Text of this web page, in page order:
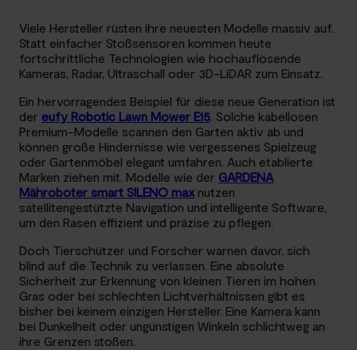
Viele Hersteller rüsten ihre neuesten Modelle massiv auf.
Statt einfacher Stoßsensoren kommen heute
fortschrittliche Technologien wie hochauflösende
Kameras, Radar, Ultraschall oder 3D-LiDAR zum Einsatz.
Ein hervorragendes Beispiel für diese neue Generation ist
der eufy Robotic Lawn Mower E15. Solche kabellosen
Premium-Modelle scannen den Garten aktiv ab und
können große Hindernisse wie vergessenes Spielzeug
oder Gartenmöbel elegant umfahren. Auch etablierte
Marken ziehen mit. Modelle wie der GARDENA
Mähroboter smart SILENO max nutzen
satellitengestützte Navigation und intelligente Software,
um den Rasen effizient und präzise zu pflegen.
Doch Tierschützer und Forscher warnen davor, sich
blind auf die Technik zu verlassen. Eine absolute
Sicherheit zur Erkennung von kleinen Tieren im hohen
Gras oder bei schlechten Lichtverhältnissen gibt es
bisher bei keinem einzigen Hersteller. Eine Kamera kann
bei Dunkelheit oder ungünstigen Winkeln schlichtweg an
ihre Grenzen stoßen.